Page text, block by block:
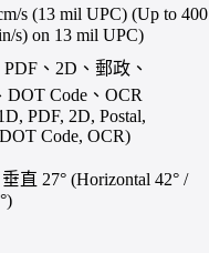
s (13 mil UPC) (Up to 400
s) on 13 mil UPC)
、2D、郵政、
DOT Code、OCR
PDF, 2D, Postal,
Code, OCR)
直 27° (Horizontal 42° /